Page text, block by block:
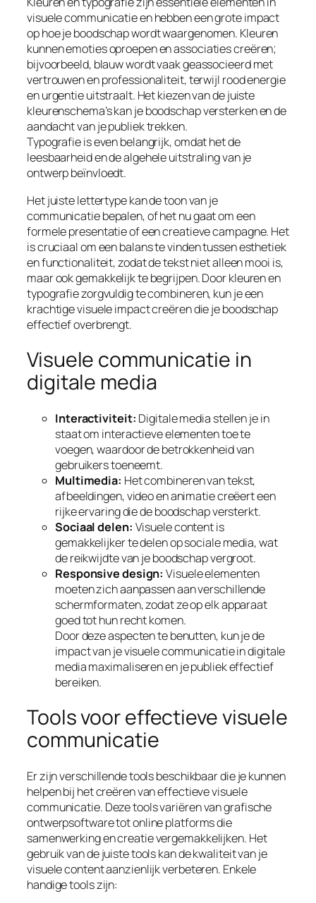
visuele communicatie en hebben een grote impact
op hoe je boodschap wordt waargenomen. Kleuren
kunnen emoties oproepen en associaties creëren;
bijvoorbeeld, blauw wordt vaak geassocieerd met
vertrouwen en professionaliteit, terwijl rood energie
en urgentie uitstraalt. Het kiezen van de juiste
kleurenschema’s kan je boodschap versterken en de
aandacht van je publiek trekken.
Typografie is even belangrijk, omdat het de
leesbaarheid en de algehele uitstraling van je
ontwerp beïnvloedt.
Het juiste lettertype kan de toon van je
communicatie bepalen, of het nu gaat om een
formele presentatie of een creatieve campagne. Het
is cruciaal om een balans te vinden tussen esthetiek
en functionaliteit, zodat de tekst niet alleen mooi is,
maar ook gemakkelijk te begrijpen. Door kleuren en
typografie zorgvuldig te combineren, kun je een
krachtige visuele impact creëren die je boodschap
effectief overbrengt.
Visuele communicatie in
digitale media
Interactiviteit: Digitale media stellen je in
staat om interactieve elementen toe te
voegen, waardoor de betrokkenheid van
gebruikers toeneemt.
Multimedia: Het combineren van tekst,
afbeeldingen, video en animatie creëert een
rijke ervaring die de boodschap versterkt.
Sociaal delen: Visuele content is
gemakkelijker te delen op sociale media, wat
de reikwijdte van je boodschap vergroot.
Responsive design: Visuele elementen
moeten zich aanpassen aan verschillende
schermformaten, zodat ze op elk apparaat
goed tot hun recht komen.
Door deze aspecten te benutten, kun je de
impact van je visuele communicatie in digitale
media maximaliseren en je publiek effectief
bereiken.
Tools voor effectieve visuele
communicatie
Er zijn verschillende tools beschikbaar die je kunnen
helpen bij het creëren van effectieve visuele
communicatie. Deze tools variëren van grafische
ontwerpsoftware tot online platforms die
samenwerking en creatie vergemakkelijken. Het
gebruik van de juiste tools kan de kwaliteit van je
visuele content aanzienlijk verbeteren. Enkele
handige tools zijn: